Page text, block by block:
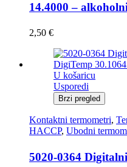
14.4000 –
2,50 €
U košaricu
Usporedi
Brzi pregled
Kontaktni termometri,
HACCP, Ubodni
5020-0364